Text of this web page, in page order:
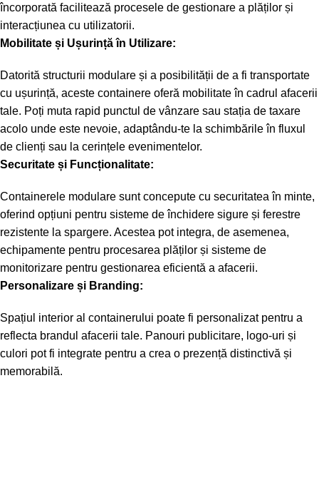
încorporată facilitează procesele de gestionare a plăților și
interacțiunea cu utilizatorii.
Mobilitate și Ușurință în Utilizare:
Datorită structurii modulare și a posibilității de a fi transportate
cu ușurință, aceste containere oferă mobilitate în cadrul afacerii
tale. Poți muta rapid punctul de vânzare sau stația de taxare
acolo unde este nevoie, adaptându-te la schimbările în fluxul
de clienți sau la cerințele evenimentelor.
Securitate și Funcționalitate:
Containerele modulare sunt concepute cu securitatea în minte,
oferind opțiuni pentru sisteme de închidere sigure și ferestre
rezistente la spargere. Acestea pot integra, de asemenea,
echipamente pentru procesarea plăților și sisteme de
monitorizare pentru gestionarea eficientă a afacerii.
Personalizare și Branding:
Spațiul interior al containerului poate fi personalizat pentru a
reflecta brandul afacerii tale. Panouri publicitare, logo-uri și
culori pot fi integrate pentru a crea o prezență distinctivă și
memorabilă.